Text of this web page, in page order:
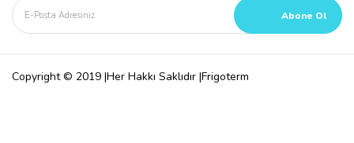
Copyright © 2019 |Her Hakkı Saklıdır |Frigoterm